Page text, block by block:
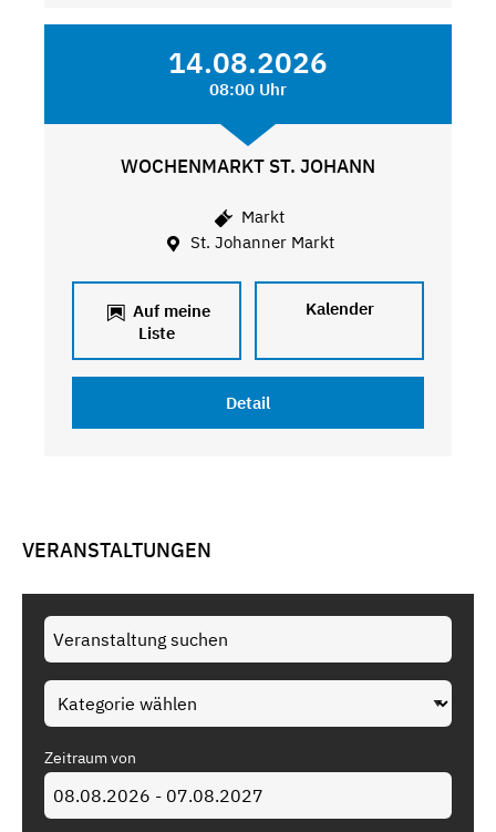
14.08.2026
08:00 Uhr
WOCHENMARKT ST. JOHANN
Markt
St. Johanner Markt
Auf meine
Liste
Kalender
Detail
VERANSTALTUNGEN
Zeitraum von